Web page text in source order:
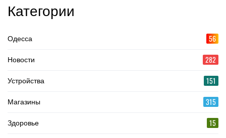
Категории
Одесса 56
Новости 282
Устройства 151
Магазины 315
Здоровье 15